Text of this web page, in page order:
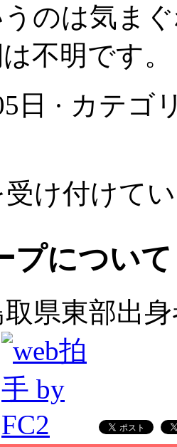
のは気ま
不明です。
日 · カテゴ
け付けて
プについて
県東部出